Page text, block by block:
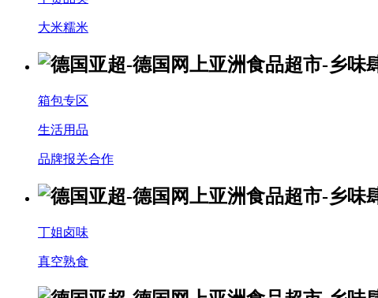
大米糯米
箱包专区
生活用品
品牌报关合作
丁姐卤味
真空熟食